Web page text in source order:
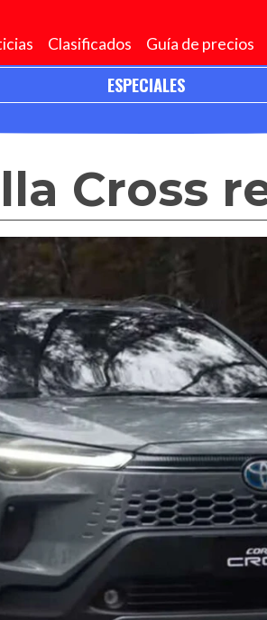
Clasificados Guía de precios
ESPECIALES
Cross